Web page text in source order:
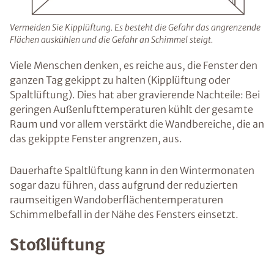
Vermeiden Sie Kipplüftung. Es besteht die Gefahr das angrenzende
Flächen auskühlen und die Gefahr an Schimmel steigt.
Viele Menschen denken, es reiche aus, die Fenster den
ganzen Tag gekippt zu halten (Kipplüftung oder
Spaltlüftung). Dies hat aber gravierende Nachteile: Bei
geringen Außenlufttemperaturen kühlt der gesamte
Raum und vor allem verstärkt die Wandbereiche, die an
das gekippte Fenster angrenzen, aus.
Dauerhafte Spaltlüftung kann in den Wintermonaten
sogar dazu führen, dass aufgrund der reduzierten
raumseitigen Wandoberflächentemperaturen
Schimmelbefall in der Nähe des Fensters einsetzt.
Stoßlüftung